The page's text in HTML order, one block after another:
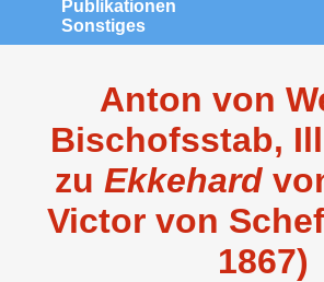
Publikationen
Sonstiges
Anton von
Bischofsstab,
zu Ekkehard
Victor von
1867)